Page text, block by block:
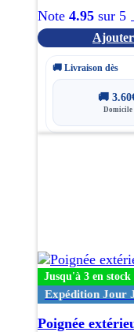
Note 4.95 sur 5
🚚 Livraison dès
🚚3.60
Domicile
Jusqu'à 3 en
Expédition Jour
Poignée
peuvent
être
choisies
sur
la